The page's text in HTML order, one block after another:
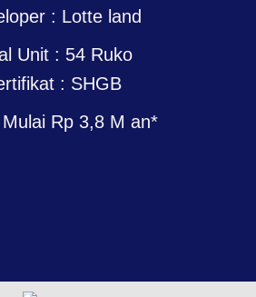
: Lotte land
Unit : 54 Ruko
: SHGB
Rp 3,8 M an*